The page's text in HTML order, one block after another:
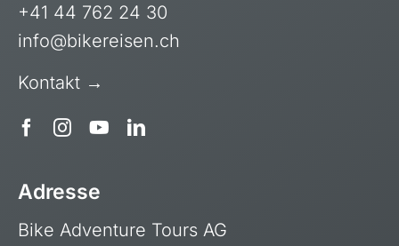
+41 44 762 24 30
info@bikereisen.ch
Kontakt →
Adresse
Bike Adventure Tours AG